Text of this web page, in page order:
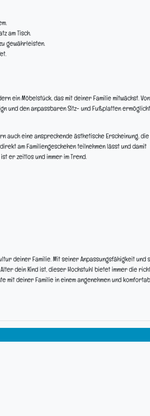
am Tisch.
gewährleisten.
ein Möbelstück, das mit deiner Familie mitwächst.
und den anpassbaren Sitz- und Fußplatten
auch eine ansprechende ästhetische Erscheinung, die
am Familiengeschehen teilnehmen lässt und damit
er zeitlos und immer im Trend.
deiner Familie. Mit seiner Anpassungsfähigkeit und
dein Kind ist, dieser Hochstuhl bietet immer die
mit deiner Familie in einem angenehmen und